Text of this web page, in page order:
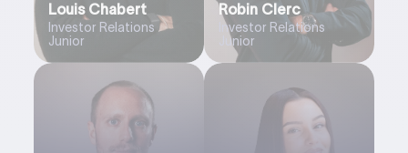
Louis Chabert
Investor Relations
Junior
Robin Clerc
Investor Relations
Junior